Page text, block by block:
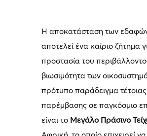
Η αποκατάσταση των
αποτελεί ένα καίριο ζήτημα
προστασία του
βιωσιμότητα των
πρότυπο παράδειγμα τέτοιας
παρέμβασης σε παγκόσμιο
είναι το Μεγάλο Πράσινο